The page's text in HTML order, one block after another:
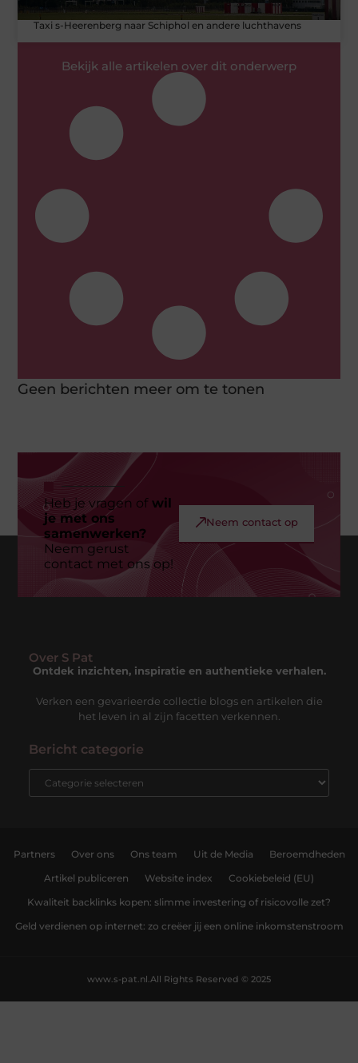
Taxi s-Heerenberg naar Schiphol en andere luchthavens
Bekijk alle artikelen over dit onderwerp
Geen berichten meer om te tonen
Heb je vragen ofwil
je met ons
samenwerken?
Neem gerust
contact met ons op!
Neem contact op
Over S Pat
Ontdek inzichten, inspiratie en authentieke verhalen.
Verken een gevarieerde collectie blogs en artikelen die
het leven in al zijn facetten verkennen.
Bericht categorie
Partners Over ons Ons team Uit de Media Beroemdheden
Artikel publiceren Website index Cookiebeleid (EU)
Kwaliteit backlinks kopen: slimme investering of risicovolle zet?
Geld verdienen op internet: zo creëer jij een online inkomstenstroom
All Rights Reserved © 2025
www.s-pat.nl.